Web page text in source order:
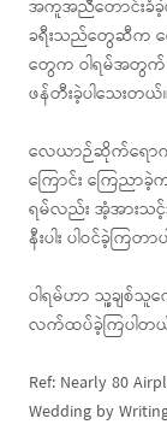
အကူအညီတောင်းခံ
ခရီးသည်တွေဆီက ရ
တွေက ဝါရမ်အတွက်
ဖန်တီးခဲ့ပါသေးတယ်။
လေယာဉ်ဆိုက်ရော
ကြောင်း ကြေညာ
ရမ်လည်း အံ့အားသင့်
နီးပါး ပါဝင်ခဲ့ကြတာပ
ဝါရမ်ဟာ သူ့ချစ်
လက်ထပ်ခဲ့ကြပါတ
Ref: Nearly 80
Wedding by